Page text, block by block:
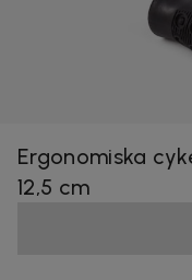
Ergonomiska
12,5 cm